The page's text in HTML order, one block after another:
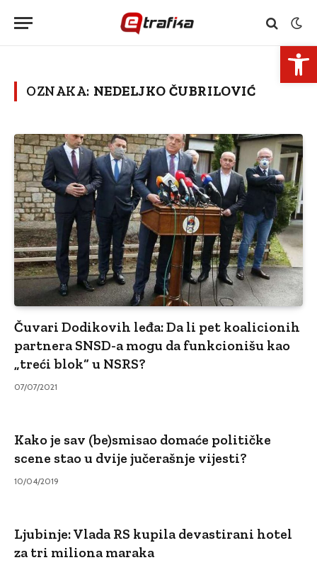
OZNAKA: NEDELJKO ČUBRILOVIĆ
Čuvari Dodikovih leđa: Da li pet koalicionih
partnera SNSD-a mogu da funkcionišu kao
„treći blok“ u NSRS?
07/07/2021
Kako je sav (be)smisao domaće političke
scene stao u dvije jučerašnje vijesti?
10/04/2019
Ljubinje: Vlada RS kupila devastirani hotel
za tri miliona maraka